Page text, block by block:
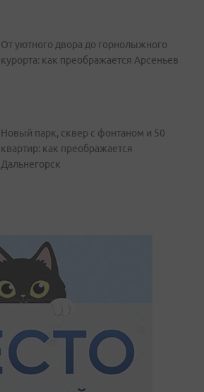
От уютного двора до горнолыжного
курорта: как преображается Арсеньев
Новый парк, сквер с фонтаном и 50
квартир: как преображается
Дальнегорск